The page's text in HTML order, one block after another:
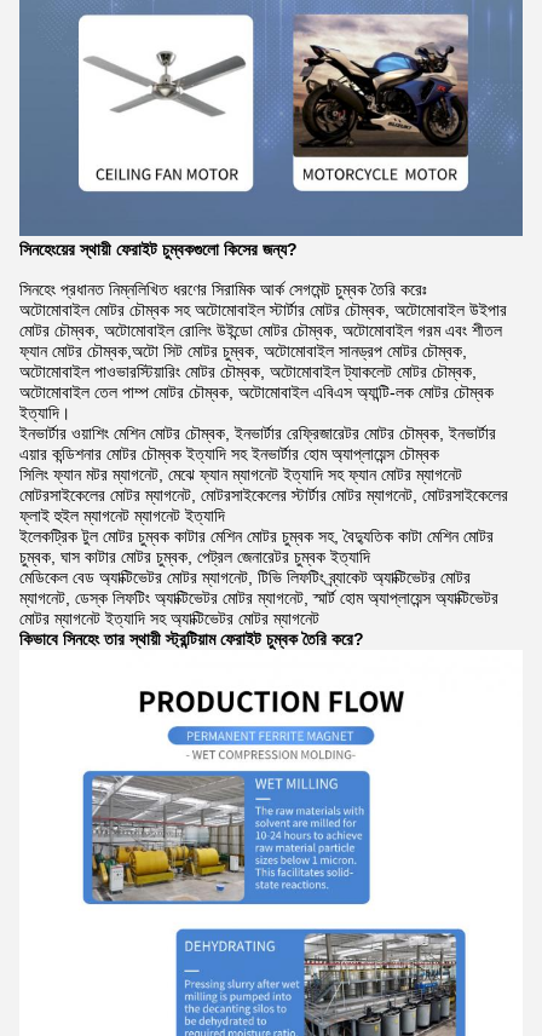
সিনহেংয়ের স্থায়ী ফেরাইট চুম্বকগুলো কিসের জন্য?
সিনহেং প্রধানত নিম্নলিখিত ধরণের সিরামিক আর্ক সেগমেন্ট চুম্বক তৈরি করেঃ
অটোমোবাইল মোটর চৌম্বক সহ অটোমোবাইল স্টার্টার মোটর চৌম্বক, অটোমোবাইল উইপার
মোটর চৌম্বক, অটোমোবাইল রোলিং উইন্ডো মোটর চৌম্বক, অটোমোবাইল গরম এবং শীতল
ফ্যান মোটর চৌম্বক,অটো সিট মোটর চুম্বক, অটোমোবাইল সানড্রপ মোটর চৌম্বক,
অটোমোবাইল পাওভারস্টিয়ারিং মোটর চৌম্বক, অটোমোবাইল ট্যাকলেট মোটর চৌম্বক,
অটোমোবাইল তেল পাম্প মোটর চৌম্বক, অটোমোবাইল এবিএস অ্যান্টি-লক মোটর চৌম্বক
ইত্যাদি।
ইনভার্টার ওয়াশিং মেশিন মোটর চৌম্বক, ইনভার্টার রেফ্রিজারেটর মোটর চৌম্বক, ইনভার্টার
এয়ার কন্ডিশনার মোটর চৌম্বক ইত্যাদি সহ ইনভার্টার হোম অ্যাপ্লায়েন্স চৌম্বক
সিলিং ফ্যান মটর ম্যাগনেট, মেঝে ফ্যান ম্যাগনেট ইত্যাদি সহ ফ্যান মোটর ম্যাগনেট
মোটরসাইকেলের মোটর ম্যাগনেট, মোটরসাইকেলের স্টার্টার মোটর ম্যাগনেট, মোটরসাইকেলের
ফ্লাই হুইল ম্যাগনেট ম্যাগনেট ইত্যাদি
ইলেকট্রিক টুল মোটর চুম্বক কাটার মেশিন মোটর চুম্বক সহ, বৈদ্যুতিক কাটা মেশিন মোটর
চুম্বক, ঘাস কাটার মোটর চুম্বক, পেট্রল জেনারেটর চুম্বক ইত্যাদি
মেডিকেল বেড অ্যাক্টিভেটর মোটর ম্যাগনেট, টিভি লিফটিং ব্র্যাকেট অ্যাক্টিভেটর মোটর
ম্যাগনেট, ডেস্ক লিফটিং অ্যাক্টিভেটর মোটর ম্যাগনেট, স্মার্ট হোম অ্যাপ্লায়েন্স অ্যাক্টিভেটর
মোটর ম্যাগনেট ইত্যাদি সহ অ্যাক্টিভেটর মোটর ম্যাগনেট
কিভাবে সিনহেং তার স্থায়ী স্ট্রন্টিয়াম ফেরাইট চুম্বক তৈরি করে?